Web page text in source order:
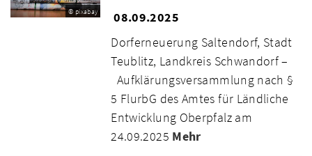
© pixabay
08.09.2025
Dorferneuerung Saltendorf, Stadt
Teublitz, Landkreis Schwandorf –
Aufklärungsversammlung nach §
5 FlurbG des Amtes für Ländliche
Entwicklung Oberpfalz am
24.09.2025 Mehr